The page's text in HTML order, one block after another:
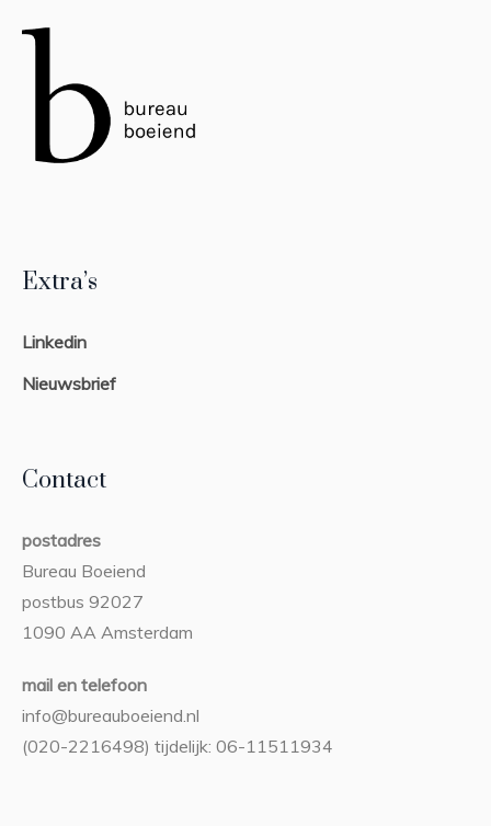
Extra’s
Linkedin
Nieuwsbrief
Contact
postadres
Bureau Boeiend
postbus 92027
1090 AA Amsterdam
mail en telefoon
info@bureauboeiend.nl
(020-2216498) tijdelijk: 06-11511934